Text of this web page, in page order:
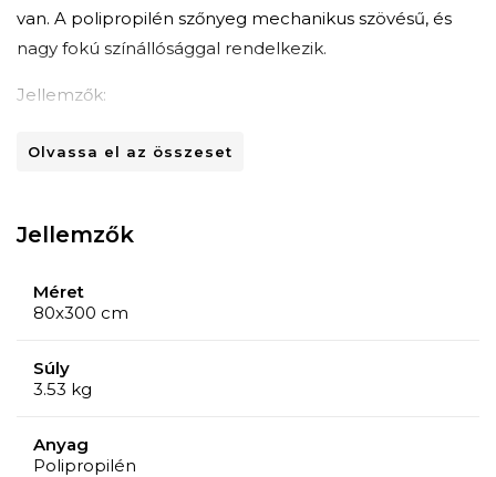
van. A polipropilén szőnyeg mechanikus szövésű, és
nagy fokú színállósággal rendelkezik.
Jellemzők:
Különleges tulajdonságok: könnyen karbantartható
Speciális mosodákban javasolt a rendszeres
történő tisztítás.
Olvassa el az összeset
Jellemzők
Méret
80x300 cm
Súly
3.53 kg
Anyag
Polipropilén